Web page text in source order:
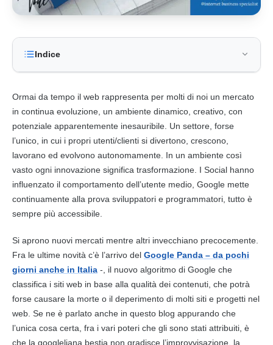
Indice
Ormai da tempo il web rappresenta per molti di noi un mercato
in continua evoluzione, un ambiente dinamico, creativo, con
potenziale apparentemente inesauribile. Un settore, forse
l’unico, in cui i propri utenti/clienti si divertono, crescono,
lavorano ed evolvono autonomamente. In un ambiente così
vasto ogni innovazione significa trasformazione. I Social hanno
influenzato il comportamento dell’utente medio, Google mette
continuamente alla prova sviluppatori e programmatori, tutto è
sempre più accessibile.
Si aprono nuovi mercati mentre altri invecchiano precocemente.
Fra le ultime novità c’è l’arrivo del Google Panda – da pochi
giorni anche in Italia -, il nuovo algoritmo di Google che
classifica i siti web in base alla qualità dei contenuti , che potrà
forse causare la morte o il deperimento di molti siti e progetti nel
web. Se ne è parlato anche in questo blog appurando che
l’unica cosa certa, fra i vari poteri che gli sono stati attribuiti, è
che la googleliana bestia non gradisce l’improvvisazione, la